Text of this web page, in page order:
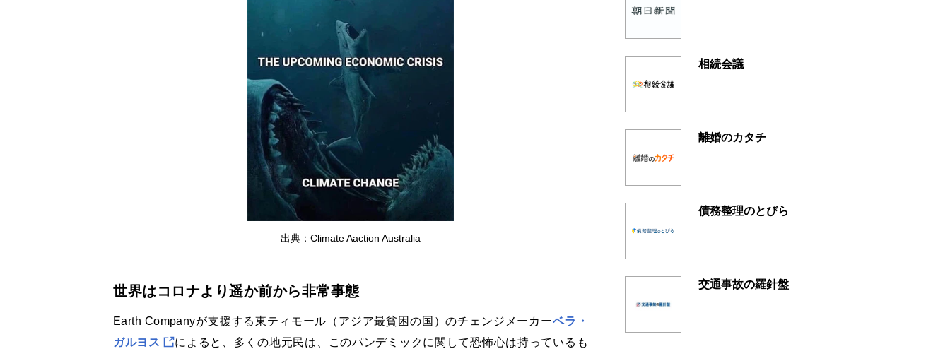
出典：Climate Aaction Australia
世界はコロナより遥か前から非常事態
Earth Companyが支援する東ティモール（アジア最貧困の国）のチェンジメーカーベラ・
ガルヨス
によると、多くの地元民は、このパンデミックに関して恐怖心は持っているも
相続会議
離婚のカタチ
債務整理のとびら
交通事故の羅針盤